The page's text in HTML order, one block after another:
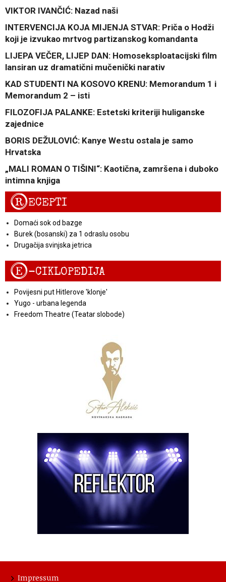
VIKTOR IVANČIĆ: Nazad naši
INTERVENCIJA KOJA MIJENJA STVAR: Priča o Hodži
koji je izvukao mrtvog partizanskog komandanta
LIJEPA VEČER, LIJEP DAN: Homoseksploatacijski film
lansiran uz dramatični mučenički narativ
KAD STUDENTI NA KOSOVO KRENU: Memorandum 1 i
Memorandum 2 – isti
FILOZOFIJA PALANKE: Estetski kriteriji huliganske
zajednice
BORIS DEŽULOVIĆ: Kanye Westu ostala je samo
Hrvatska
„MALI ROMAN O TIŠINI“: Kaotična, zamršena i duboko
intimna knjiga
RECEPTI
Domaći sok od bazge
Burek (bosanski) za 1 odraslu osobu
Drugačija svinjska jetrica
E-CIKLOPEDIJA
Povijesni put Hitlerove 'klonje'
Yugo - urbana legenda
Freedom Theatre (Teatar slobode)
Impressum